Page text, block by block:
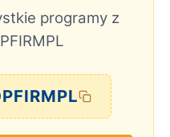
programy z